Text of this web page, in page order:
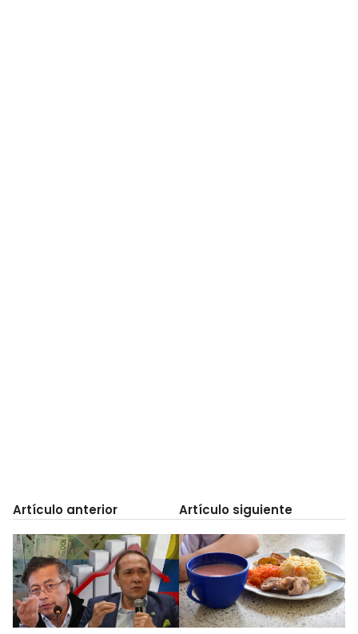
Artículo anterior Artículo siguiente